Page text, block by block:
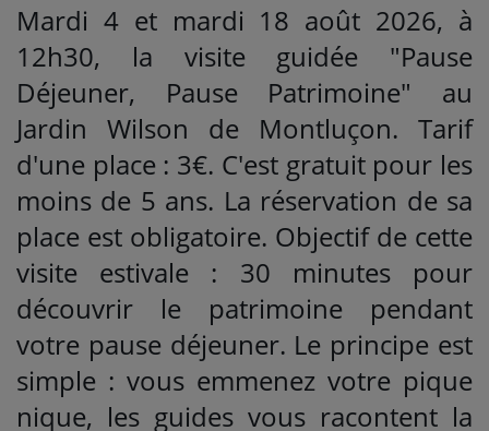
Mardi 4 et mardi 18 août 2026, à
12h30, la visite guidée "Pause
Déjeuner, Pause Patrimoine" au
Jardin Wilson de Montluçon. Tarif
d'une place : 3€. C'est gratuit pour les
moins de 5 ans. La réservation de sa
place est obligatoire. Objectif de cette
visite estivale : 30 minutes pour
découvrir le patrimoine pendant
votre pause déjeuner. Le principe est
simple : vous emmenez votre pique
nique, les guides vous racontent la